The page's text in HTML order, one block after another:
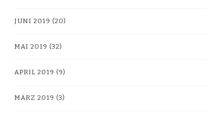
JUNI 2019 (20)
MAI 2019 (32)
APRIL 2019 (9)
MÄRZ 2019 (3)